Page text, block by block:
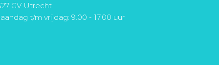
GV Utrecht
t/m vrijdag: 9.00 - 17.00 uur